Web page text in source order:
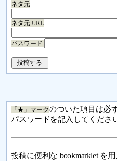
ネタ元
ネタ元 URL
パスワード
「★」マークのついた項目は必
パスワードを記入してくださ
投稿に便利な bookmarklet を用